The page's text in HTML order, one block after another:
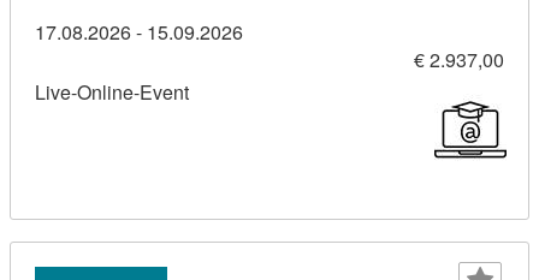
17.08.2026 - 15.09.2026
€ 2.937,00
Live-Online-Event